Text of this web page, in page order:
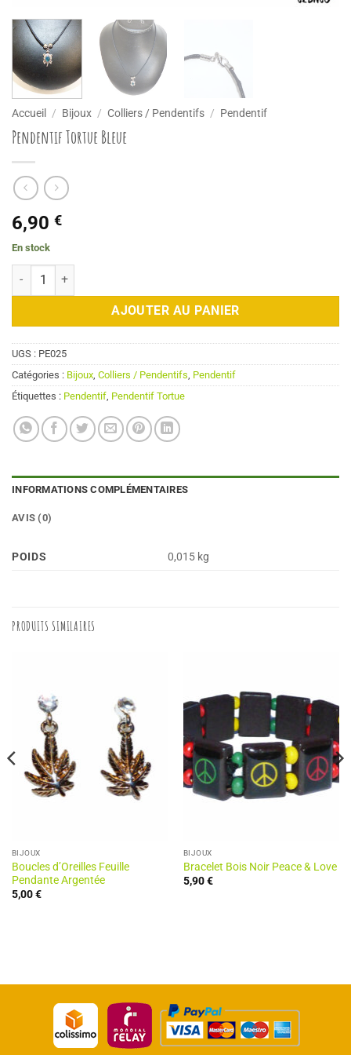
Accueil / Bijoux / Colliers / Pendentifs / Pendentif
Pendentif Tortue Bleue
6,90 €
En stock
AJOUTER AU PANIER
UGS : PE025
Catégories : Bijoux Colliers / Pendentifs Pendentif
Étiquettes : Pendentif Pendentif Tortue
INFORMATIONS COMPLÉMENTAIRES
AVIS (0)
POIDS 0,015 kg
PRODUITS SIMILAIRES
BIJOUX
Boucles d’Oreilles Feuille
Pendante Argentée
5,00€
BIJOUX
Bracelet Bois Noir Peace & Love
5,90€